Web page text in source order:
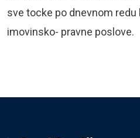
sve tocke po dnevnom redu
imovinsko- pravne poslove.